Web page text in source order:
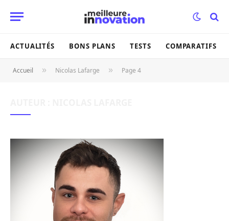
ACTUALITÉS BONS PLANS TESTS COMPARATIFS
Accueil » Nicolas Lafarge » Page 4